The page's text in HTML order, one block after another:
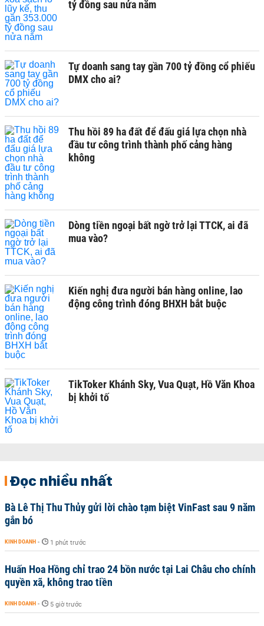
tỷ đồng sau nửa năm
Tự doanh sang tay gần 700 tỷ đồng cổ phiếu
DMX cho ai?
Thu hồi 89 ha đất để đấu giá lựa chọn nhà
đầu tư công trình thành phố cảng hàng
không
Dòng tiền ngoại bất ngờ trở lại TTCK, ai đã
mua vào?
Kiến nghị đưa người bán hàng online, lao
động công trình đóng BHXH bắt buộc
TikToker Khánh Sky, Vua Quạt, Hồ Văn Khoa
bị khởi tố
Đọc nhiều nhất
Bà Lê Thị Thu Thủy gửi lời chào tạm biệt VinFast sau 9 năm
gắn bó
KINH DOANH - 1 phút trước
Huấn Hoa Hồng chỉ trao 24 bồn nước tại Lai Châu cho chính
quyền xã, không trao tiền
KINH DOANH - 5 giờ trước